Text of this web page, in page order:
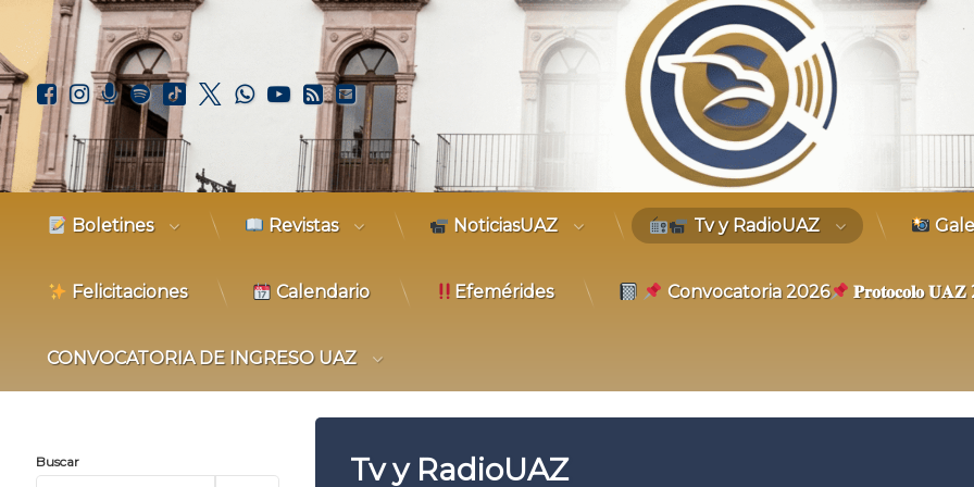
Facebook
Instagram
Podcast
SpotifyTikTokX.com
WhatsApp
YouTube
RSSCorreo electrónico
Boletines Revistas NoticiasUAZ Tv y RadioUAZ
Felicitaciones Calendario Efemérides Convocatoria 2026 𝐏𝐫𝐨𝐭𝐨𝐜𝐨𝐥𝐨
CONVOCATORIA DE INGRESO UAZ
Tv y RadioUAZ
Buscar